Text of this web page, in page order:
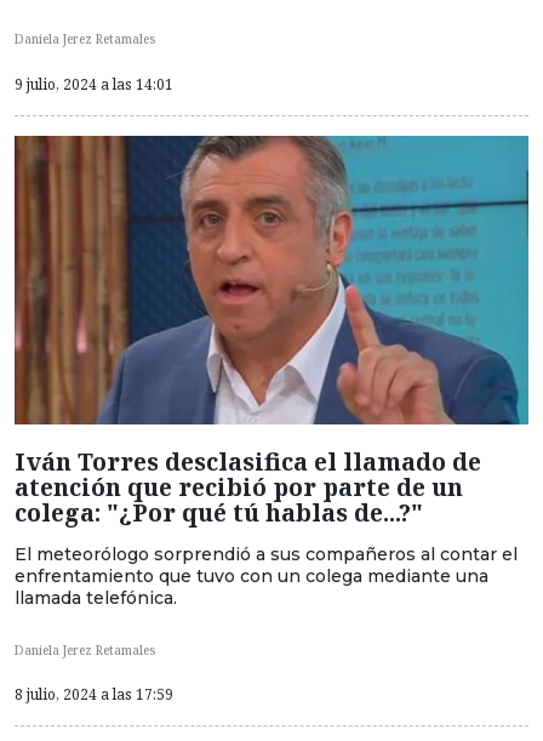
Daniela Jerez Retamales
9 julio, 2024 a las 14:01
Iván Torres desclasifica el llamado de
atención que recibió por parte de un
colega: "¿Por qué tú hablas de...?"
El meteorólogo sorprendió a sus compañeros al contar el
enfrentamiento que tuvo con un colega mediante una
llamada telefónica.
Daniela Jerez Retamales
8 julio, 2024 a las 17:59